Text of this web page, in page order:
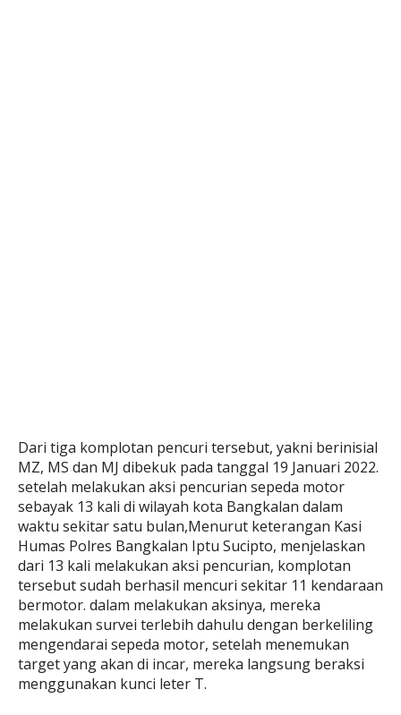
Dari tiga komplotan pencuri tersebut, yakni berinisial
MZ, MS dan MJ dibekuk pada tanggal 19 Januari 2022.
setelah melakukan aksi pencurian sepeda motor
sebayak 13 kali di wilayah kota Bangkalan dalam
waktu sekitar satu bulan,Menurut keterangan Kasi
Humas Polres Bangkalan Iptu Sucipto, menjelaskan
dari 13 kali melakukan aksi pencurian, komplotan
tersebut sudah berhasil mencuri sekitar 11 kendaraan
bermotor. dalam melakukan aksinya, mereka
melakukan survei terlebih dahulu dengan berkeliling
mengendarai sepeda motor, setelah menemukan
target yang akan di incar, mereka langsung beraksi
menggunakan kunci leter T.